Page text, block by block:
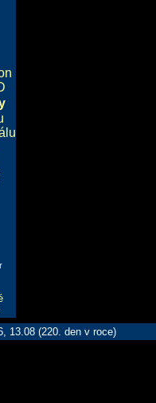
13.08 (220. den v roce)